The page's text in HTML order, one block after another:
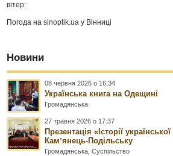
вітер:
Погода наsinoptik.ua у Вінниці
Новини
08 червня 2026 о 16:34
Українська книга на Одещині
Громадянська
27 травня 2026 о 17:37
Презентація «Історії
Камʼянець-Подільську
Громадянська ,Суспільство